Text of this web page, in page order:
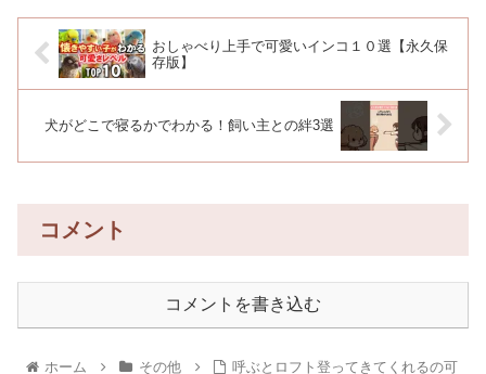
おしゃべり上手で可愛いインコ１０選【永久保
存版】
犬がどこで寝るかでわかる！飼い主との絆3選
コメント
コメントを書き込む
ホーム その他 呼ぶとロフト登ってきてくれるの可